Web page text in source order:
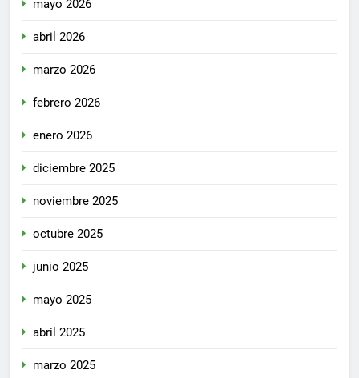
mayo 2026
abril 2026
marzo 2026
febrero 2026
enero 2026
diciembre 2025
noviembre 2025
octubre 2025
junio 2025
mayo 2025
abril 2025
marzo 2025